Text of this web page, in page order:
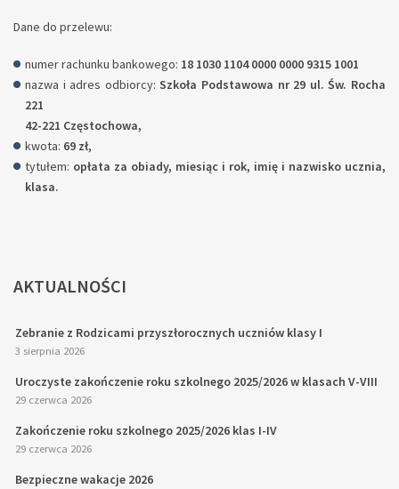
Dane do przelewu:
numer rachunku bankowego: 18 1030 1104 0000 0000 9315 1001
nazwa i adres odbiorcy: Szkoła Podstawowa nr 29 ul. Św. Rocha
221
42-221 Częstochowa,
kwota: 69 zł,
tytułem: opłata za obiady, miesiąc i rok, imię i nazwisko ucznia,
klasa.
AKTUALNOŚCI
Zebranie z Rodzicami przyszłorocznych uczniów klasy I
3 sierpnia 2026
Uroczyste zakończenie roku szkolnego 2025/2026 w klasach V-VIII
29 czerwca 2026
Zakończenie roku szkolnego 2025/2026 klas I-IV
29 czerwca 2026
Bezpieczne wakacje 2026